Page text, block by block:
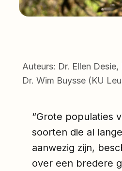
Auteurs: Dr. Ellen
Dr. Wim Buysse (KU
“Grote populaties
soorten die al
aanwezig zijn,
over een bredere